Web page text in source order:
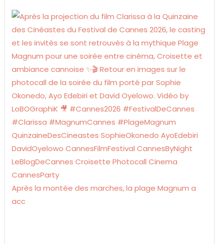
Après la montée des marches, la plage Magnum a
acc